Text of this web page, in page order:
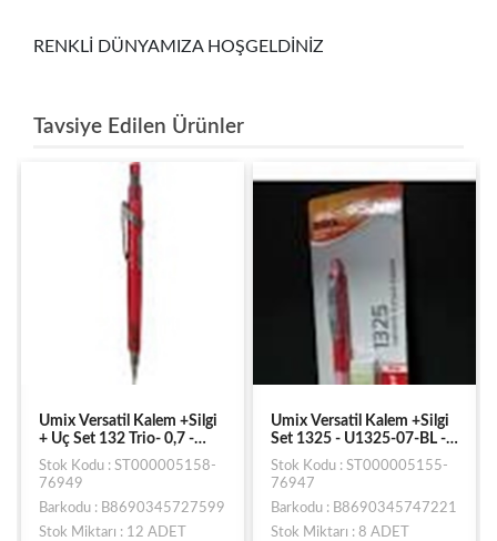
RENKLİ DÜNYAMIZA HOŞGELDİNİZ
Tavsiye Edilen Ürünler
Umix Versatil Kalem +Silgi
+ Uç Set 132 Trio- 0,7 -
U1329-07 - Kırmızı
Stok Kodu : ST000005158-
76949
Barkodu : B8690345727599
Stok Miktarı : 12 ADET
Umix Versatil Kalem +Silgi
Set 1325 - U1325-07-BL -
Siyah
Stok Kodu : ST000005155-
76947
Barkodu : B8690345747221
Stok Miktarı : 8 ADET